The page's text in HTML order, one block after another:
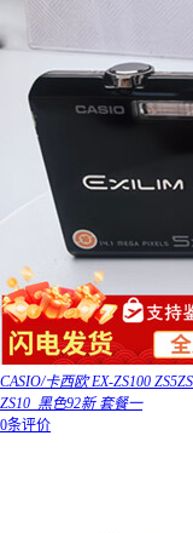
CASIO/卡西欧 EX-ZS100
ZS10_黑色92新 套餐一
0条评价